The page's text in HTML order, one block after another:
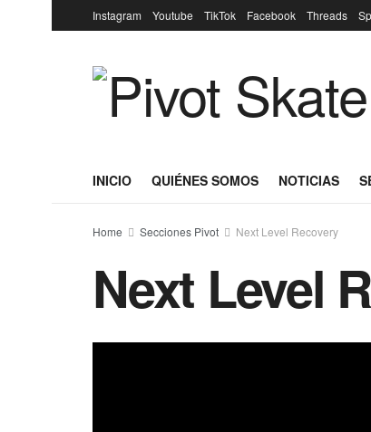
Instagram Youtube TikTok Facebook Threads
INICIO QUIÉNES SOMOS NOTICIAS
Home Secciones Pivot Next Level Recovery
Next Level